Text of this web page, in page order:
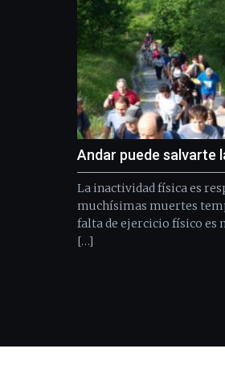
Andar puede salvarte
La inactividad física es
muchísimas muertes
falta de ejercicio físico es
[…]